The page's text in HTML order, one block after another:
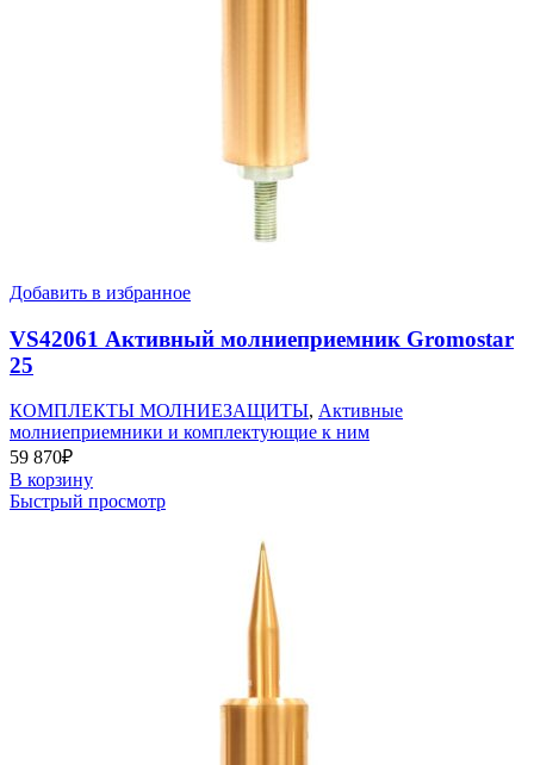
Добавить в избранное
VS42061 Активный молниеприемник Gromostar
25
КОМПЛЕКТЫ МОЛНИЕЗАЩИТЫ, Активные
молниеприемники и комплектующие к ним
59 870₽
В корзину
Быстрый просмотр